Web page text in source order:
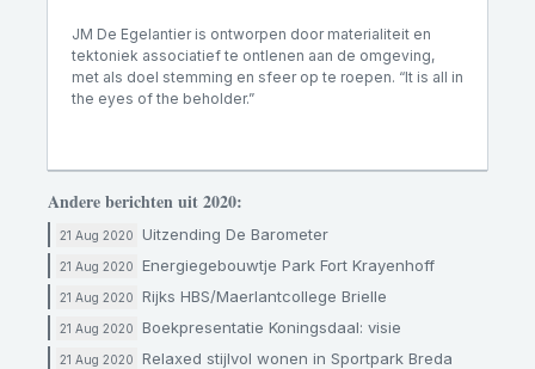
JM De Egelantier is ontworpen door materialiteit en
tektoniek associatief te ontlenen aan de omgeving,
met als doel stemming en sfeer op te roepen. “It is all in
the eyes of the beholder.”
Andere berichten uit 2020:
21 Aug 2020 Uitzending De Barometer
21 Aug 2020 Energiegebouwtje Park Fort Krayenhoff
21 Aug 2020 Rijks HBS/Maerlantcollege Brielle
21 Aug 2020 Boekpresentatie Koningsdaal: visie
21 Aug 2020 Relaxed stijlvol wonen in Sportpark Breda